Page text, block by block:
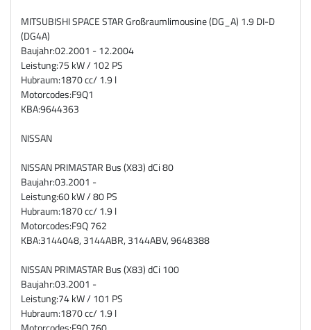
MITSUBISHI SPACE STAR Großraumlimousine (DG_A) 1.9 DI-D
(DG4A)
Baujahr:02.2001 - 12.2004
Leistung:75 kW / 102 PS
Hubraum:1870 cc/ 1.9 l
Motorcodes:F9Q1
KBA:9644363
NISSAN
NISSAN PRIMASTAR Bus (X83) dCi 80
Baujahr:03.2001 -
Leistung:60 kW / 80 PS
Hubraum:1870 cc/ 1.9 l
Motorcodes:F9Q 762
KBA:3144048, 3144ABR, 3144ABV, 9648388
NISSAN PRIMASTAR Bus (X83) dCi 100
Baujahr:03.2001 -
Leistung:74 kW / 101 PS
Hubraum:1870 cc/ 1.9 l